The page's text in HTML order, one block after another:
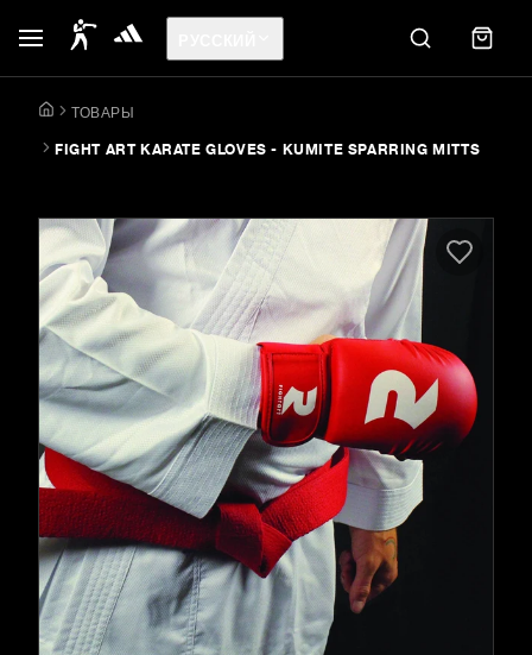
ТОВАРЫ
FIGHT ART KARATE GLOVES - KUMITE SPARRING MITTS